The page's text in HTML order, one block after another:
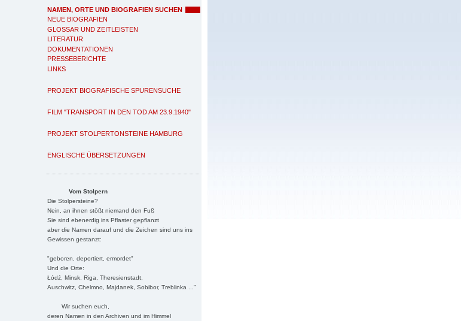
NAMEN, ORTE UND BIOGRAFIEN SUCHEN
NEUE BIOGRAFIEN
GLOSSAR UND ZEITLEISTEN
LITERATUR
DOKUMENTATIONEN
PRESSEBERICHTE
LINKS
PROJEKT BIOGRAFISCHE SPURENSUCHE
FILM "TRANSPORT IN DEN TOD AM 23.9.1940"
PROJEKT STOLPERTONSTEINE HAMBURG
ENGLISCHE ÜBERSETZUNGEN
Vom Stolpern
Die Stolpersteine?
Nein, an ihnen stößt niemand den Fuß
Sie sind ebenerdig ins Pflaster gepflanzt
aber die Namen darauf und die Zeichen sind uns ins
Gewissen gestanzt:
"geboren, deportiert, ermordet"
Und die Orte:
Łódź, Minsk, Riga, Theresienstadt,
Auschwitz, Chelmno, Majdanek, Sobibor, Treblinka ..."
Wir suchen euch,
deren Namen in den Archiven und im Himmel